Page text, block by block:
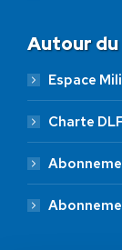
Autour
Espace
Charte